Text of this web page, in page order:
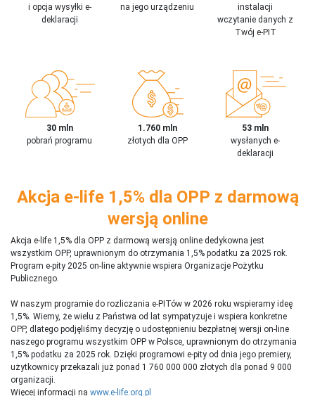
i opcja wysyłki e-
deklaracji
na jego urządzeniu
instalacji
wczytanie danych z
Twój e-PIT
30 mln
pobrań programu
1.760 mln
złotych dla OPP
53 mln
wysłanych e-
deklaracji
Akcja e-life 1,5% dla OPP z darmową
wersją online
Akcja e-life 1,5% dla OPP z darmową wersją online dedykowna jest
wszystkim OPP, uprawnionym do otrzymania 1,5% podatku za 2025 rok.
Program e-pity 2025 on-line aktywnie wspiera Organizacje Pożytku
Publicznego.
W naszym programie do rozliczania e-PITów w 2026 roku wspieramy ideę
1,5%. Wiemy, że wielu z Państwa od lat sympatyzuje i wspiera konkretne
OPP, dlatego podjęliśmy decyzję o udostępnieniu bezpłatnej wersji on-line
naszego programu wszystkim OPP w Polsce, uprawnionym do otrzymania
1,5% podatku za 2025 rok. Dzięki programowi e-pity od dnia jego premiery,
użytkownicy przekazali już ponad 1 760 000 000 złotych dla ponad 9 000
organizacji.
Więcej informacji na www.e-life.org.pl